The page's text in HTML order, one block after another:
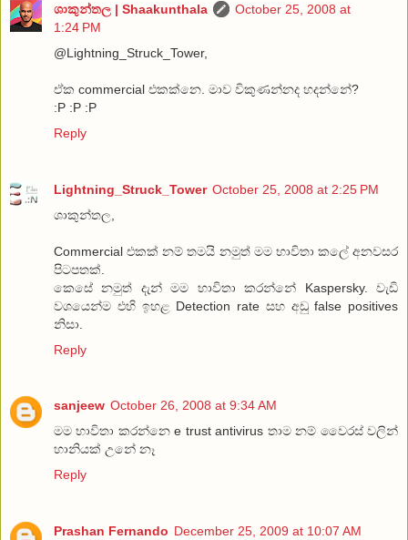
ශාකුන්තල | Shaakunthala
October 25, 2008 at
1:24 PM
@Lightning_Struck_Tower,
ඒක commercial එකක්නෙ. මාව විකුණන්නද හදන්නේ?
:P :P :P
Reply
Lightning_Struck_Tower October 25, 2008 at 2:25 PM
ශාකුන්තල,
Commercial එකක් නම් තමයි නමුත් මම භාවිතා කලේ අනවසර
පිටපතක්.
කෙසේ නමුත් දැන් මම භාවිතා කරන්නේ Kaspersky. වැඩි
වශයෙන්ම එහි ඉහළ Detection rate සහ අඩු false positives
නිසා.
Reply
sanjeew October 26, 2008 at 9:34 AM
මම භාවිතා කරන්නෙ e trust antivirus තාම නම් වෛරස් වලින්
හානියක් උනේ නෑ
Reply
Prashan Fernando December 25, 2009 at 10:07 AM